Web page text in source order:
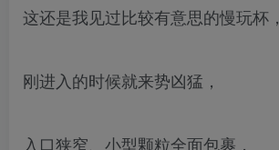
这还是我见过比较有意思的慢玩杯，
刚进入的时候就来势凶猛，
入口狭窄、小型颗粒全面包裹，